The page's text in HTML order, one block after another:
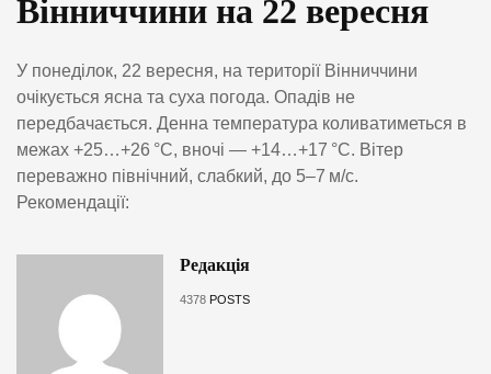
Вінниччини на 22 вересня
У понеділок, 22 вересня, на території Вінниччини
очікується ясна та суха погода. Опадів не
передбачається. Денна температура коливатиметься в
межах +25…+26 °C, вночі — +14…+17 °C. Вітер
переважно північний, слабкий, до 5–7 м/с.
Рекомендації:
Редакція
4378 POSTS